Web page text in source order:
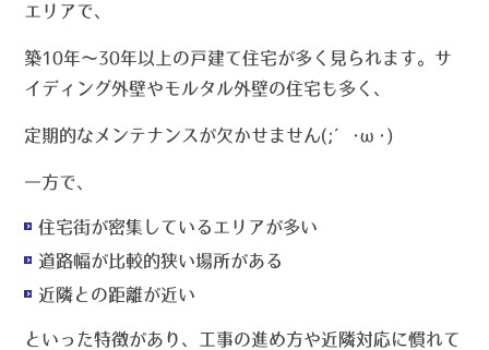
エリアで、
築10年〜30年以上の戸建て住宅が多く見られます。サ
イディング外壁やモルタル外壁の住宅も多く、
定期的なメンテナンスが欠かせません(;´･ω･)
一方で、
住宅街が密集しているエリアが多い
道路幅が比較的狭い場所がある
近隣との距離が近い
といった特徴があり、工事の進め方や近隣対応に慣れて